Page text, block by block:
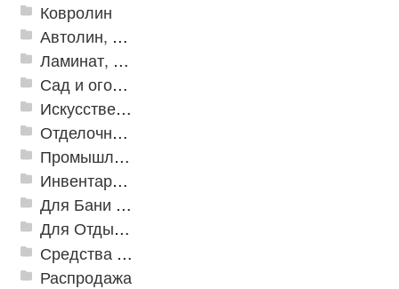
Ковролин
Автолин, Транслин, Линолеум
Ламинат, Кварцвиниловая плитка SPC
Сад и огород
Искусственная трава
Отделочные профили
Промышленный текстиль
Инвентарь для клининга
Для Бани и Сауны
Для Отдыха и Пикника
Средства от насекомых и садовых вредителей
Распродажа